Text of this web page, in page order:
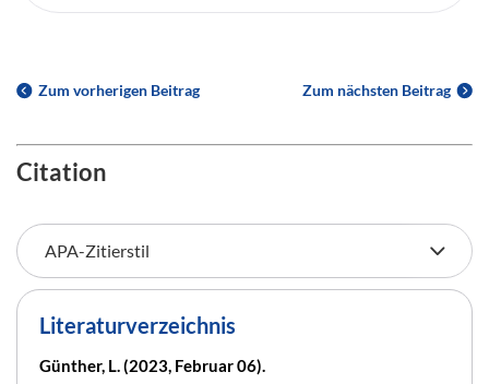
Zum vorherigen Beitrag Zum nächsten Beitrag
Citation
Literaturverzeichnis
Günther, L. (2023, Februar 06).